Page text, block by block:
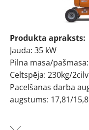
Produkta apraksts:
Jauda: 35 kW
Pilna masa/
Celtspēja: 230kg/
Pacelšanas darba
augstums: 17,81/